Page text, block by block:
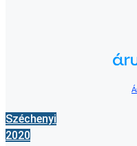
Széchenyi
2020